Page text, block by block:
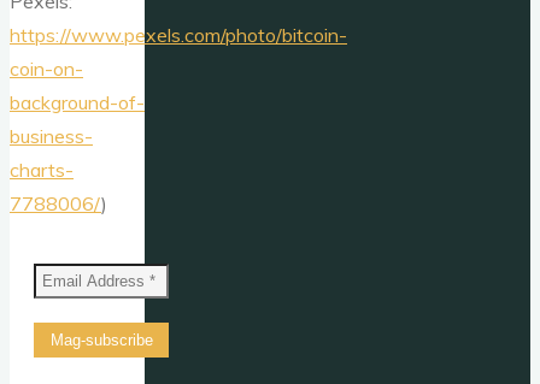
https://www.pexels.com/photo/bitcoin-
coin-on-
background-of-
business-
charts-
7788006/)